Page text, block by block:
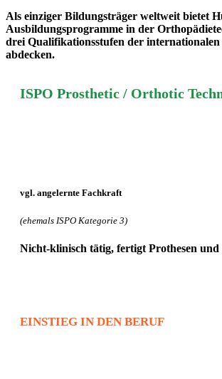
Als einziger Bildungsträger weltweit bietet
Ausbildungsprogramme in der
drei Qualifikationsstufen der
abdecken.
ISPO Prosthetic / Orthotic
vgl. angelernte Fachkraft
(ehemals ISPO Kategorie 3)
Nicht-klinisch tätig, fertigt Prothesen und
EINSTIEG IN DEN BERUF